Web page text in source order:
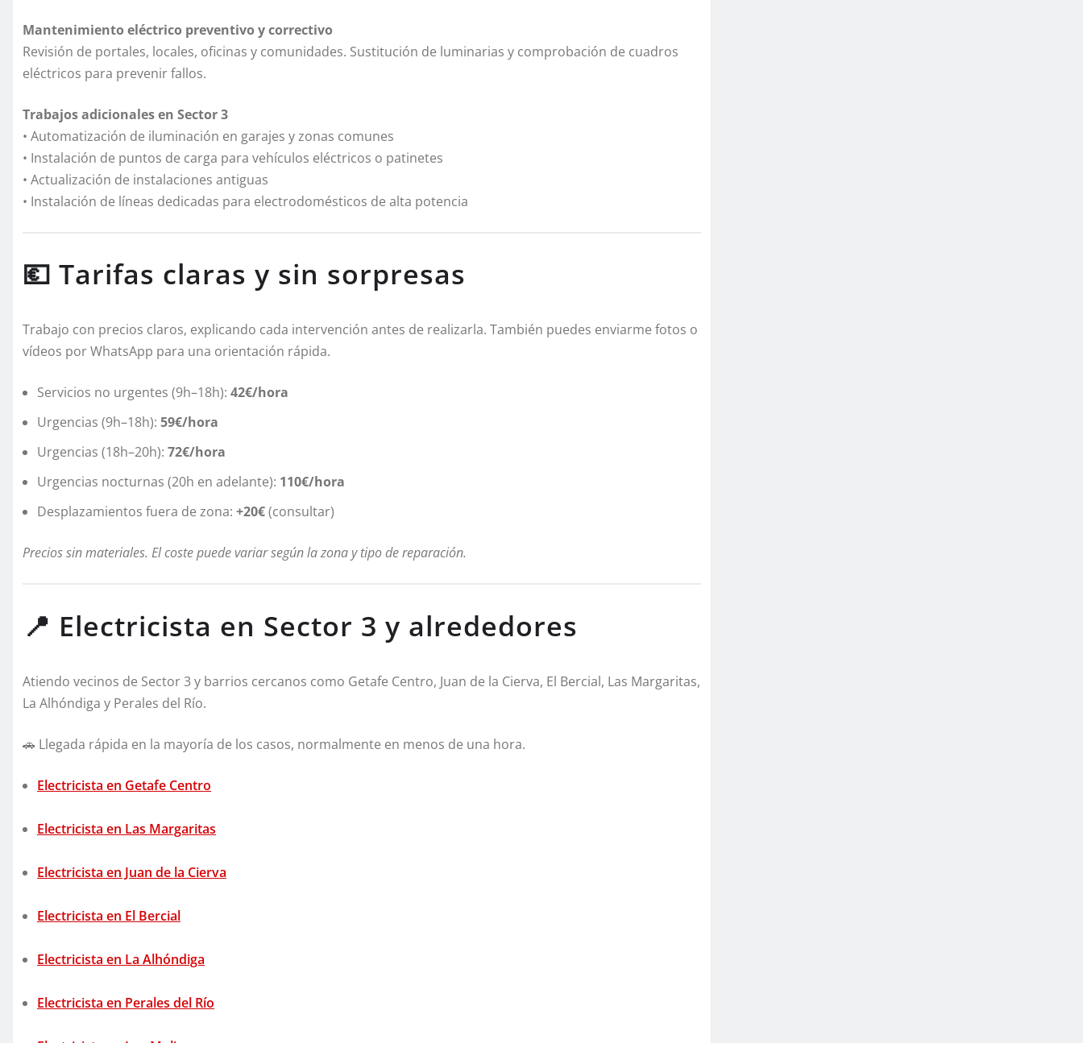
Mantenimiento eléctrico preventivo y correctivo
Revisión de portales, locales, oficinas y comunidades. Sustitución de luminarias y comprobación de cuadros
eléctricos para prevenir fallos.
Trabajos adicionales en Sector 3
• Automatización de iluminación en garajes y zonas comunes
• Instalación de puntos de carga para vehículos eléctricos o patinetes
• Actualización de instalaciones antiguas
• Instalación de líneas dedicadas para electrodomésticos de alta potencia
💶 Tarifas claras y sin sorpresas
Trabajo con precios claros, explicando cada intervención antes de realizarla. También puedes enviarme fotos o
vídeos por WhatsApp para una orientación rápida.
Servicios no urgentes (9h–18h): 42€/hora
Urgencias (9h–18h): 59€/hora
Urgencias (18h–20h): 72€/hora
Urgencias nocturnas (20h en adelante): 110€/hora
Desplazamientos fuera de zona: +20€(consultar)
Precios sin materiales. El coste puede variar según la zona y tipo de reparación.
📍 Electricista en Sector 3 y alrededores
Atiendo vecinos de Sector 3 y barrios cercanos como Getafe Centro, Juan de la Cierva, El Bercial, Las Margaritas,
La Alhóndiga y Perales del Río.
🚗 Llegada rápida en la mayoría de los casos, normalmente en menos de una hora.
Electricista en Getafe Centro
Electricista en Las Margaritas
Electricista en Juan de la Cierva
Electricista en El Bercial
Electricista en La Alhóndiga
Electricista en Perales del Río